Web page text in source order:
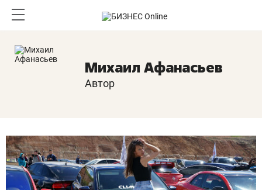
Михаил Афанасьев
Автор